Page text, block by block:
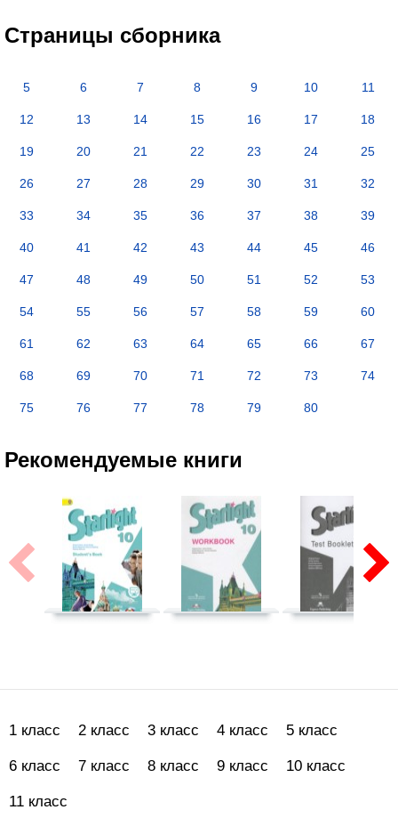
Страницы сборника
5 6 7 8 9 10 11
12 13 14 15 16 17 18
19 20 21 22 23 24 25
26 27 28 29 30 31 32
33 34 35 36 37 38 39
40 41 42 43 44 45 46
47 48 49 50 51 52 53
54 55 56 57 58 59 60
61 62 63 64 65 66 67
68 69 70 71 72 73 74
75 76 77 78 79 80
Рекомендуемые книги
1 класс 2 класс 3 класс 4 класс 5 класс
6 класс 7 класс 8 класс 9 класс 10 класс
11 класс